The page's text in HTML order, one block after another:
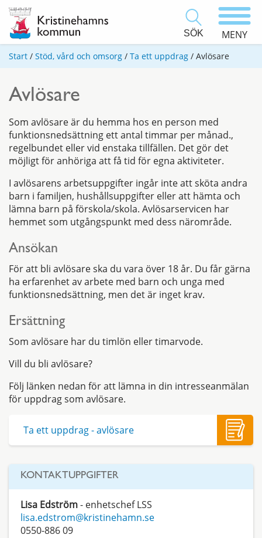
SÖK MENY
Start / Stöd, vård och omsorg / Ta ett uppdrag / Avlösare
Avlösare
Som avlösare är du hemma hos en person med
funktionsnedsättning ett antal timmar per månad.,
regelbundet eller vid enstaka tillfällen. Det gör det
möjligt för anhöriga att få tid för egna aktiviteter.
I avlösarens arbetsuppgifter ingår inte att sköta andra
barn i familjen, hushållsuppgifter eller att hämta och
lämna barn på förskola/skola. Avlösarservicen har
hemmet som utgångspunkt med dess närområde.
Ansökan
För att bli avlösare ska du vara över 18 år. Du får gärna
ha erfarenhet av arbete med barn och unga med
funktionsnedsättning, men det är inget krav.
Ersättning
Som avlösare har du timlön eller timarvode.
Vill du bli avlösare?
Följ länken nedan för att lämna in din intresseanmälan
för uppdrag som avlösare.
Ta ett uppdrag - avlösare
KONTAKTUPPGIFTER
Lisa Edström- enhetschef LSS
lisa.edstrom@kristinehamn.se
0550-886 09